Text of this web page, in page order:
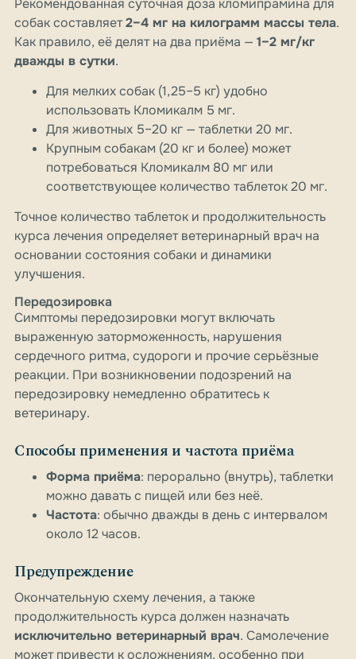
Рекомендованная суточная доза кломипрамина для
собак составляет2–4 мг на килограмм массы тела.
Как правило, её делят на два приёма — 1–2 мг/кг
дважды в сутки.
Для мелких собак (1,25–5 кг) удобно
использовать Кломикалм 5 мг.
Для животных 5–20 кг — таблетки 20 мг.
Крупным собакам (20 кг и более) может
потребоваться Кломикалм 80 мг или
соответствующее количество таблеток 20 мг.
Точное количество таблеток и продолжительность
курса лечения определяет ветеринарный врач на
основании состояния собаки и динамики
улучшения.
Передозировка
Симптомы передозировки могут включать
выраженную заторможенность, нарушения
сердечного ритма, судороги и прочие серьёзные
реакции. При возникновении подозрений на
передозировку немедленно обратитесь к
ветеринару.
Способы применения и частота приёма
Форма приёма: перорально (внутрь), таблетки
можно давать с пищей или без неё.
Частота: обычно дважды в день с интервалом
около 12 часов.
Предупреждение
Окончательную схему лечения, а также
продолжительность курса должен назначать
исключительно ветеринарный врач. Самолечение
может привести к осложнениям, особенно при